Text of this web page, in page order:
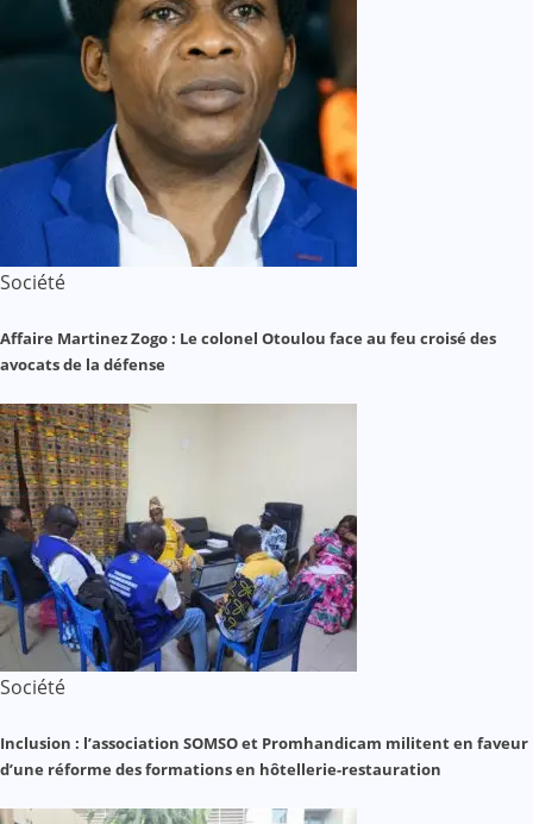
Société
Affaire Martinez Zogo : Le colonel Otoulou face au feu croisé des
avocats de la défense
Société
Inclusion : l’association SOMSO et Promhandicam militent en faveur
d’une réforme des formations en hôtellerie-restauration